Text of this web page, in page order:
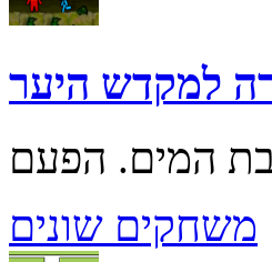
למקדש היער
משחקים שונים